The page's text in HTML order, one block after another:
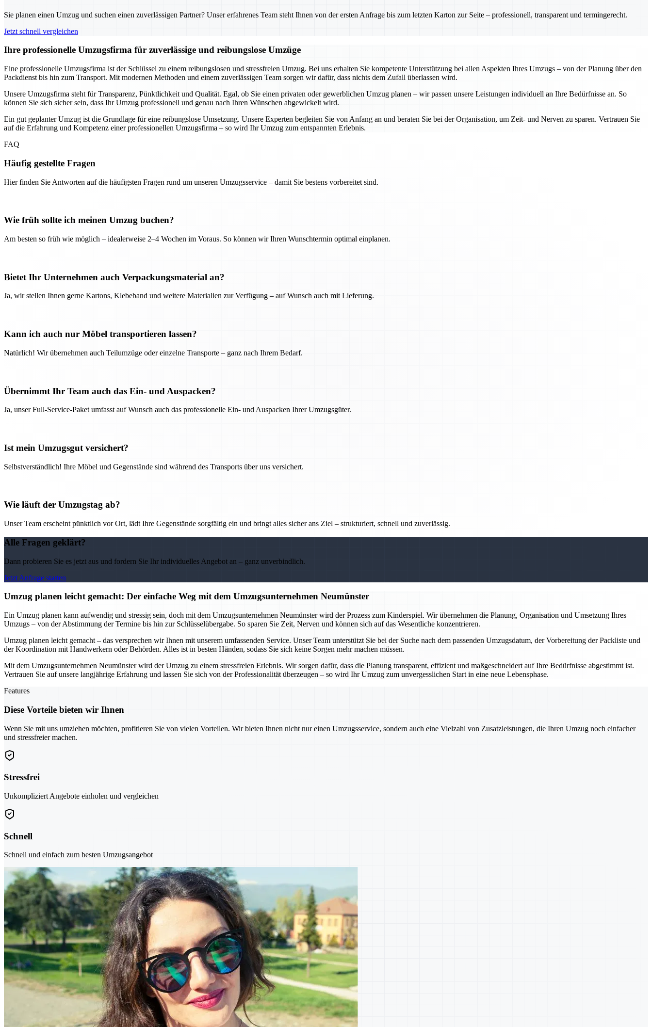
Sie planen einen Umzug und suchen einen zuverlässigen Partner? Unser erfahrenes Team steht Ihnen von der ersten Anfrage bis zum letzten Karton zur Seite – professionell, transparent und termingerecht.
Jetzt schnell vergleichen
Ihre professionelle Umzugsfirma für zuverlässige und reibungslose Umzüge
Eine professionelle Umzugsfirma ist der Schlüssel zu einem reibungslosen und stressfreien Umzug. Bei uns erhalten Sie kompetente Unterstützung bei allen Aspekten Ihres Umzugs – von der Planung über den
Packdienst bis hin zum Transport. Mit modernen Methoden und einem zuverlässigen Team sorgen wir dafür, dass nichts dem Zufall überlassen wird.
Unsere Umzugsfirma steht für Transparenz, Pünktlichkeit und Qualität. Egal, ob Sie einen privaten oder gewerblichen Umzug planen – wir passen unsere Leistungen individuell an Ihre Bedürfnisse an. So
können Sie sich sicher sein, dass Ihr Umzug professionell und genau nach Ihren Wünschen abgewickelt wird.
Ein gut geplanter Umzug ist die Grundlage für eine reibungslose Umsetzung. Unsere Experten begleiten Sie von Anfang an und beraten Sie bei der Organisation, um Zeit- und Nerven zu sparen. Vertrauen Sie
auf die Erfahrung und Kompetenz einer professionellen Umzugsfirma – so wird Ihr Umzug zum entspannten Erlebnis.
FAQ
Häufig gestellte Fragen
Hier finden Sie Antworten auf die häufigsten Fragen rund um unseren Umzugsservice – damit Sie bestens vorbereitet sind.
Wie früh sollte ich meinen Umzug buchen?
Am besten so früh wie möglich – idealerweise 2–4 Wochen im Voraus. So können wir Ihren Wunschtermin optimal einplanen.
Bietet Ihr Unternehmen auch Verpackungsmaterial an?
Ja, wir stellen Ihnen gerne Kartons, Klebeband und weitere Materialien zur Verfügung – auf Wunsch auch mit Lieferung.
Kann ich auch nur Möbel transportieren lassen?
Natürlich! Wir übernehmen auch Teilumzüge oder einzelne Transporte – ganz nach Ihrem Bedarf.
Übernimmt Ihr Team auch das Ein- und Auspacken?
Ja, unser Full-Service-Paket umfasst auf Wunsch auch das professionelle Ein- und Auspacken Ihrer Umzugsgüter.
Ist mein Umzugsgut versichert?
Selbstverständlich! Ihre Möbel und Gegenstände sind während des Transports über uns versichert.
Wie läuft der Umzugstag ab?
Unser Team erscheint pünktlich vor Ort, lädt Ihre Gegenstände sorgfältig ein und bringt alles sicher ans Ziel – strukturiert, schnell und zuverlässig.
Alle Fragen geklärt?
Dann probieren Sie es jetzt aus und fordern Sie Ihr individuelles Angebot an – ganz unverbindlich.
Jetzt Anfrage starten
Umzug planen leicht gemacht: Der einfache Weg mit dem Umzugsunternehmen Neumünster
Ein Umzug planen kann aufwendig und stressig sein, doch mit dem Umzugsunternehmen Neumünster wird der Prozess zum Kinderspiel. Wir übernehmen die Planung, Organisation und Umsetzung Ihres
Umzugs – von der Abstimmung der Termine bis hin zur Schlüsselübergabe. So sparen Sie Zeit, Nerven und können sich auf das Wesentliche konzentrieren.
Umzug planen leicht gemacht – das versprechen wir Ihnen mit unserem umfassenden Service. Unser Team unterstützt Sie bei der Suche nach dem passenden Umzugsdatum, der Vorbereitung der Packliste und
der Koordination mit Handwerkern oder Behörden. Alles ist in besten Händen, sodass Sie sich keine Sorgen mehr machen müssen.
Mit dem Umzugsunternehmen Neumünster wird der Umzug zu einem stressfreien Erlebnis. Wir sorgen dafür, dass die Planung transparent, effizient und maßgeschneidert auf Ihre Bedürfnisse abgestimmt ist.
Vertrauen Sie auf unsere langjährige Erfahrung und lassen Sie sich von der Professionalität überzeugen – so wird Ihr Umzug zum unvergesslichen Start in eine neue Lebensphase.
Features
Diese Vorteile bieten wir Ihnen
Wenn Sie mit uns umziehen möchten, profitieren Sie von vielen Vorteilen. Wir bieten Ihnen nicht nur einen Umzugsservice, sondern auch eine Vielzahl von Zusatzleistungen, die Ihren Umzug noch einfacher
und stressfreier machen.
Stressfrei
Unkompliziert Angebote einholen und vergleichen
Schnell
Schnell und einfach zum besten Umzugsangebot